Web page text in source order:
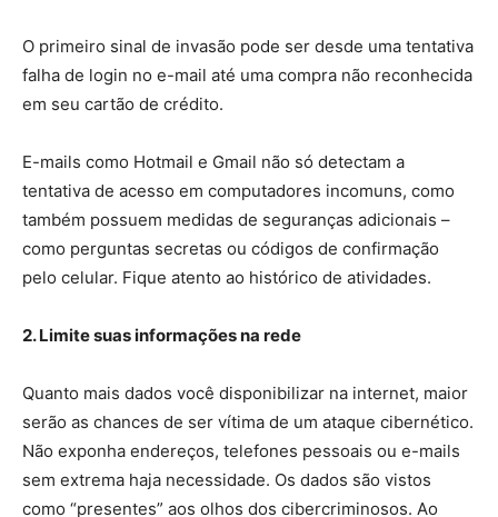
O primeiro sinal de invasão pode ser desde uma tentativa
falha de login no e-mail até uma compra não reconhecida
em seu cartão de crédito.
E-mails como Hotmail e Gmail não só detectam a
tentativa de acesso em computadores incomuns, como
também possuem medidas de seguranças adicionais –
como perguntas secretas ou códigos de confirmação
pelo celular. Fique atento ao histórico de atividades.
2. Limite suas informações na rede
Quanto mais dados você disponibilizar na internet, maior
serão as chances de ser vítima de um ataque cibernético.
Não exponha endereços, telefones pessoais ou e-mails
sem extrema haja necessidade. Os dados são vistos
como “presentes” aos olhos dos cibercriminosos. Ao